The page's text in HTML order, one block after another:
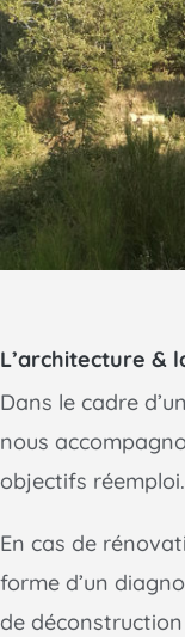
L’architecture &
Dans le cadre
nous
objectifs réemploi.
En cas de
forme d’un
de